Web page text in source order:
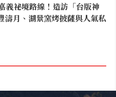
義祕境路線！造訪「台版神
濤月、湖景窯烤披薩與人氣私